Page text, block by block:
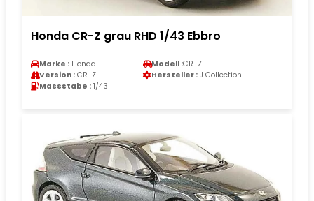
Honda CR-Z grau RHD 1/43 Ebbro
Marke : Honda Modell :CR-Z
Version : CR-Z Hersteller : J Collection
Massstabe : 1/43